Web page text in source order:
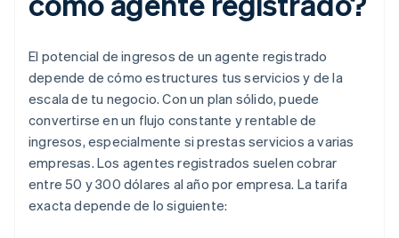
El potencial de ingresos de un agente registrado
depende de cómo estructures tus servicios y de la
escala de tu negocio. Con un plan sólido, puede
convertirse en un flujo constante y rentable de
ingresos, especialmente si prestas servicios a varias
empresas. Los agentes registrados suelen cobrar
entre 50 y 300 dólares al año por empresa. La tarifa
exacta depende de lo siguiente: